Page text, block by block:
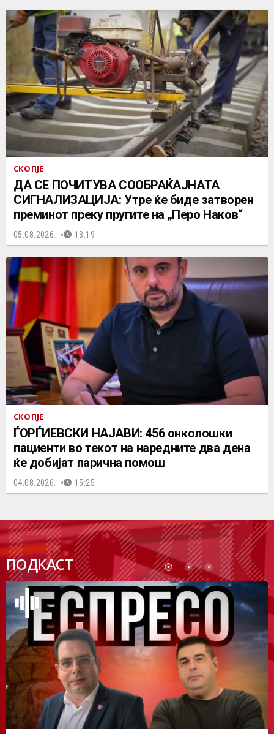
СКОПЈЕ
ДА СЕ ПОЧИТУВА СООБРАЌАЈНАТА
СИГНАЛИЗАЦИЈА: Утре ќе биде затворен
преминот преку пругите на „Перо Наков“
05.08.2026. 13:19
СКОПЈЕ
ЃОРЃИЕВСКИ НАЈАВИ: 456 онколошки
пациенти во текот на наредните два дена
ќе добијат парична помош
04.08.2026. 15:25
ПОДКАСТ
ПОДК
АСТ